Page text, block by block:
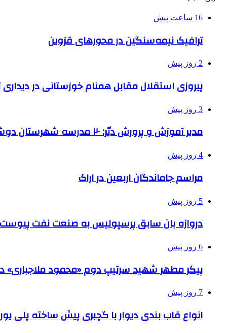
16 ساعت پیش
ترافیک نیمه‌سنگین در محورهای قزوین
2 روز پیش
پیروزی استقلال مقابل همنام خوزستانی در دیداری
3 روز پیش
مدیر آموزش و پرورش دیّر: ۲۰ مدرسه شهرستان دوشیفته است
4 روز پیش
مراسم جاماندگان اربعین در اراک
5 روز پیش
دروازه بان سابق پرسپولیس به صنعت نفت پیوست
6 روز پیش
پیکر مطهر شهید سرتیپ دوم «محمود ملاجباری»
7 روز پیش
انواع قاب بندی دیوار با گچبری پیش ساخته پلی